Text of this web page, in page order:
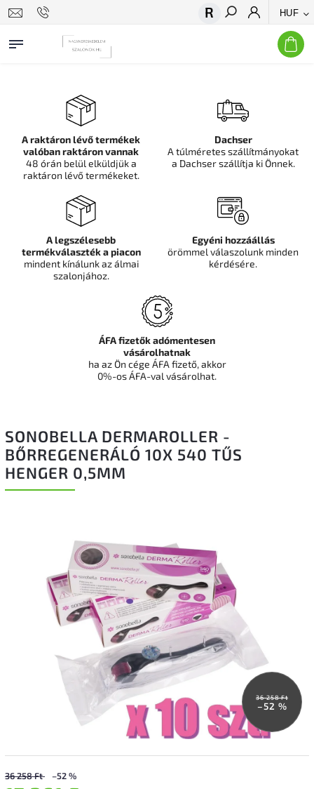
HUF
Keresés
SONOBELLA DERMAROLLER -
BŐRREGENERÁLÓ 10X 540 TŰS
HENGER 0,5MM
36 258 Ft
–52 %
36 258 Ft –52 %
A raktáron lévő termékek
valóban raktáron vannak
48 órán belül elküldjük a
raktáron lévő termékeket.
Dachser
A túlméretes szállítmányokat
a Dachser szállítja ki Önnek.
A legszélesebb
termékválaszték a piacon
mindent kínálunk az álmai
szalonjához.
Egyéni hozzáállás
örömmel válaszolunk minden
kérdésére.
ÁFA fizetők adómentesen
vásárolhatnak
ha az Ön cége ÁFA fizető, akkor
0%-os ÁFA-val vásárolhat.